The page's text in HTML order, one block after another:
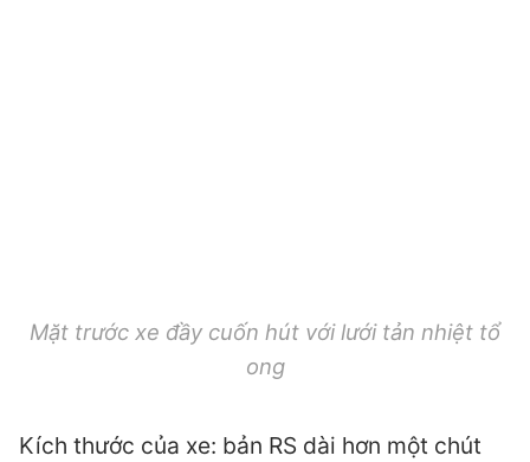
Mặt trước xe đầy cuốn hút với lưới tản nhiệt tổ
ong
Kích thước của xe: bản RS dài hơn một chút